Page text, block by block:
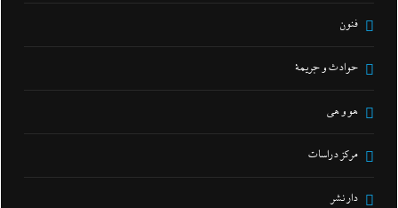
فنون
حوادث و جريمة
هو و هي
مركز دراسات
دار نشر